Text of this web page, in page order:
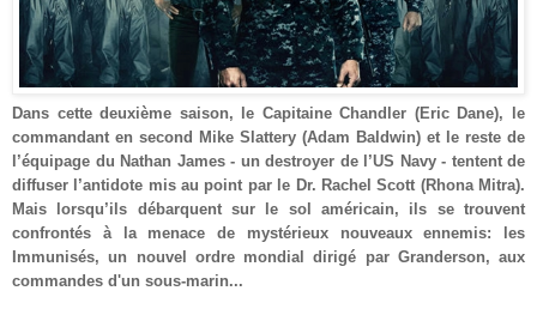
Dans cette deuxième saison, le Capitaine Chandler (Eric Dane), le
commandant en second Mike Slattery (Adam Baldwin) et le reste de
l’équipage du Nathan James - un destroyer de l’US Navy - tentent de
diffuser l’antidote mis au point par le Dr. Rachel Scott (Rhona Mitra).
Mais lorsqu’ils débarquent sur le sol américain, ils se trouvent
confrontés à la menace de mystérieux nouveaux ennemis: les
Immunisés, un nouvel ordre mondial dirigé par Granderson, aux
commandes d'un sous-marin...